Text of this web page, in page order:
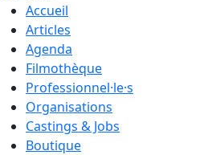
Accueil
Articles
Agenda
Filmothèque
Professionnel·le·s
Organisations
Castings & Jobs
Boutique